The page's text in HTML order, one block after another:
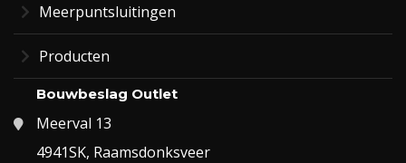
Meerpuntsluitingen
Producten
Bouwbeslag Outlet
Meerval 13
4941SK, Raamsdonksveer